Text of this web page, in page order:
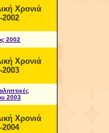
Χρονιά
2002
2002
Χρονιά
2003
2003
Χρονιά
2004